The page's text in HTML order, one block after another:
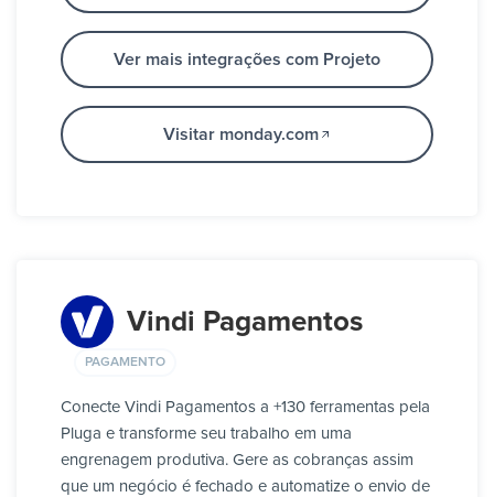
Ver mais integrações com Projeto
Visitar monday.com
Vindi Pagamentos
PAGAMENTO
Conecte Vindi Pagamentos a +130 ferramentas pela
Pluga e transforme seu trabalho em uma
engrenagem produtiva. Gere as cobranças assim
que um negócio é fechado e automatize o envio de